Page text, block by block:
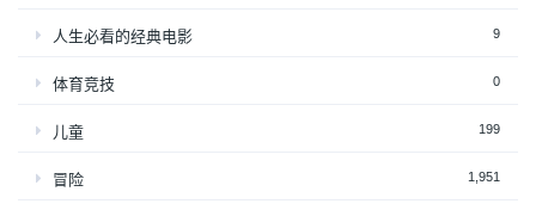
人生必看的经典电影 9
体育竞技 0
儿童 199
冒险 1,951